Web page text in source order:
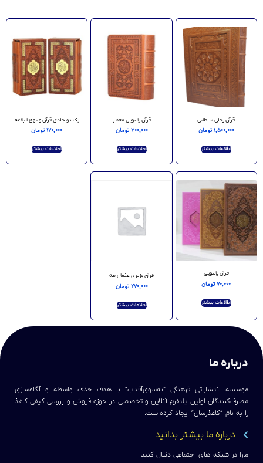
قرآن رحلی سلطانی
۱,۵۰۰,۰۰۰تومان
اطلاعات بیشتر
قرآن پالتویی معطر
۳۰۰,۰۰۰ تومان
اطلاعات بیشتر
پک دو جلدی قرآن و نهج البلاغه
۱۷۰,۰۰۰تومان
اطلاعات بیشتر
قرآن پالتویی
۷۰,۰۰۰ تومان
اطلاعات بیشتر
قرآن وزیری عثمان طه
۲۷۰,۰۰۰ تومان
اطلاعات بیشتر
درباره ما
موسسه انتشاراتی فرهنگی “به‌سوی‌آفتاب” با هدف حذف واسطه و آگاه‌سازی
مصرف‌کنندگان اولین پلتفرم آنلاین و تخصصی در حوزه فروش و بررسی کیفی کاغذ
را به نام “کاغذرسان” ایجاد کرده‌است.
درباره ما بیشتر بدانید
مارا در شبکه های اجتماعی دنبال کنید